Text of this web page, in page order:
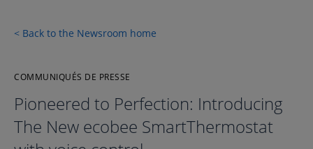
< Back to the Newsroom home
COMMUNIQUÉS DE PRESSE
Pioneered to Perfection: Introducing
The New ecobee SmartThermostat